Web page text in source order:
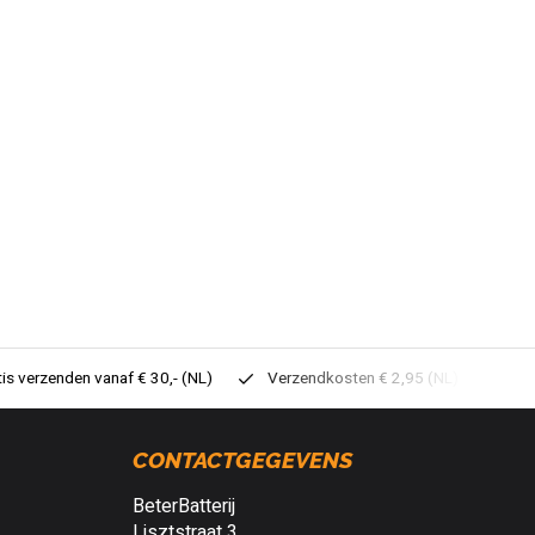
verzenden vanaf € 30,- (NL) Verzendkosten € 2,95 (NL)
CONTACTGEGEVENS
BeterBatterij